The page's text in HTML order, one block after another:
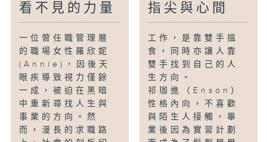
看不見的力量
一位曾任職管理層
的職場女性羅欣妮
(Annie)，因後天
眼疾導致視力僅餘
一成，被迫在黑暗
中重新尋找人生與
事業的方向。然
而，漫長的求職路
指尖與心間
工作，是靠雙手搵
食，同時亦讓人靠
雙手找到自己的人
生方向。
祁珈進（Enson）
性格內向，不喜歡
與陌生人接觸，畢
業後因為實習計劃